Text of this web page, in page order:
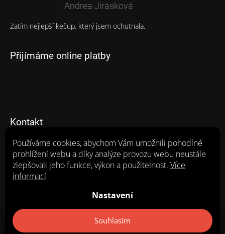
Používáme cookies, abychom Vám umožnili pohodlné
prohlížení webu a díky analýze provozu webu neustále
zlepšovali jeho funkce, výkon a použitelnost. Více
informací
Nastavení
Souhlasím
Hodnocení produktu je 5 z 5 hvězdiček.
| Andrea Jirásková
Zatím nejlepší kečup, který jsem ochutnala.
Přijímáme online platby
Kontakt
eshopzpmikulcice@seznam.cz
602 663 849 (8:00-14:00h)
https://www.facebook.com/search/top/?q=zp%20mikul%c4%
8dice